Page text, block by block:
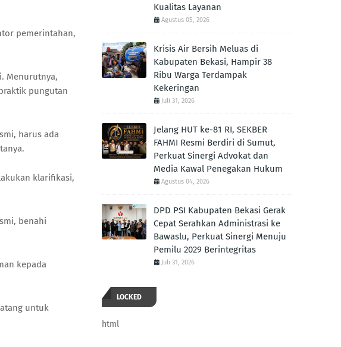
pemerintahan,
Menurutnya,
pungutan
harus ada
klarifikasi,
benahi
kepada
untuk
Kualitas Layanan
Agustus 05, 2026
Krisis Air Bersih Meluas di
Kabupaten Bekasi, Hampir 38
Ribu Warga Terdampak
Kekeringan
Juli 31, 2026
Jelang HUT ke-81 RI, SEKBER
FAHMI Resmi Berdiri di Sumut,
Perkuat Sinergi Advokat dan
Media Kawal Penegakan Hukum
Agustus 04, 2026
DPD PSI Kabupaten Bekasi Gerak
Cepat Serahkan Administrasi ke
Bawaslu, Perkuat Sinergi Menuju
Pemilu 2029 Berintegritas
Juli 31, 2026
LOCKED
html